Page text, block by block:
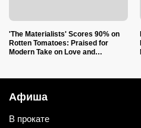
'The Materialists' Scores 90% on
Rotten Tomatoes: Praised for
Modern Take on Love and
Афиша
В прокате